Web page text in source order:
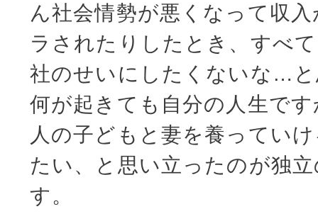
ん社会情勢が悪くなって収
ラされたりしたとき、すべ
社のせいにしたくないな…
何が起きても自分の人生で
人の子どもと妻を養ってい
たい、と思い立ったのが独
す。